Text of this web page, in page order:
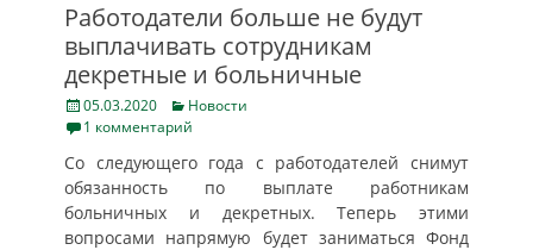
Работодатели больше не будут
выплачивать сотрудникам
декретные и больничные
Posted
on
05.03.2020 Categories
Новости
1 комментарий
Со следующего года с работодателей снимут
обязанность по выплате работникам
больничных и декретных. Теперь этими
вопросами напрямую будет заниматься Фонд